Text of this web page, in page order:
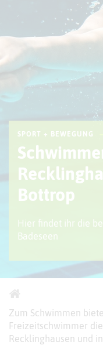
SPORT + BEWEGUNG
Bottrop
Hier findet ihr die
Badeseen
Zum Schwimmen
Freizeitschwimmer
Recklinghausen und